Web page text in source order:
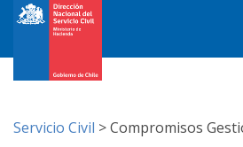
Servicio Civil >Compromisos